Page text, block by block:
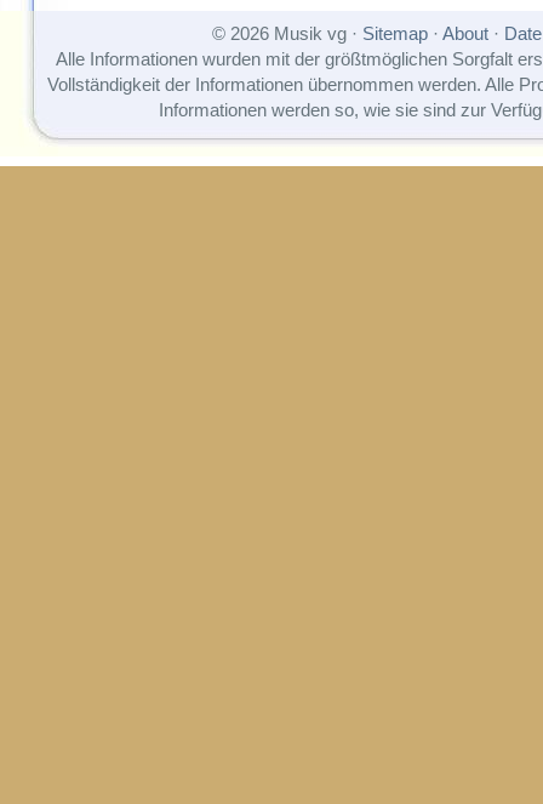
© 2026 Musik vg · Sitemap· About·
Alle Informationen wurden mit der größtmöglichen Sorgfalt
Vollständigkeit der Informationen übernommen werden. Alle
Informationen werden so, wie sie sind zur